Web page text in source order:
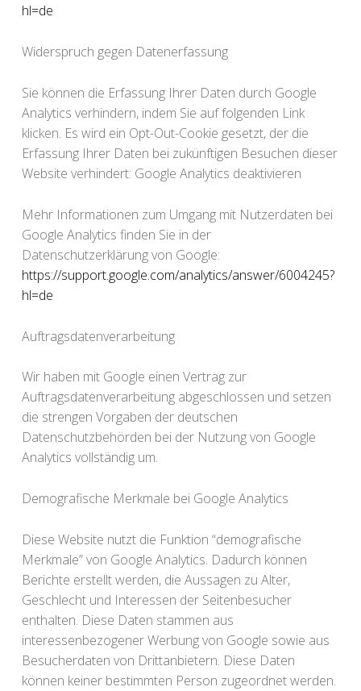
hl=de
Widerspruch gegen Datenerfassung
Sie können die Erfassung Ihrer Daten durch Google
Analytics verhindern, indem Sie auf folgenden Link
klicken. Es wird ein Opt-Out-Cookie gesetzt, der die
Erfassung Ihrer Daten bei zukünftigen Besuchen dieser
Website verhindert: Google Analytics deaktivieren
Mehr Informationen zum Umgang mit Nutzerdaten bei
Google Analytics finden Sie in der
Datenschutzerklärung von Google:
https://support.google.com/analytics/answer/6004245?
hl=de
Auftragsdatenverarbeitung
Wir haben mit Google einen Vertrag zur
Auftragsdatenverarbeitung abgeschlossen und setzen
die strengen Vorgaben der deutschen
Datenschutzbehörden bei der Nutzung von Google
Analytics vollständig um.
Demografische Merkmale bei Google Analytics
Diese Website nutzt die Funktion “demografische
Merkmale” von Google Analytics. Dadurch können
Berichte erstellt werden, die Aussagen zu Alter,
Geschlecht und Interessen der Seitenbesucher
enthalten. Diese Daten stammen aus
interessenbezogener Werbung von Google sowie aus
Besucherdaten von Drittanbietern. Diese Daten
können keiner bestimmten Person zugeordnet werden.